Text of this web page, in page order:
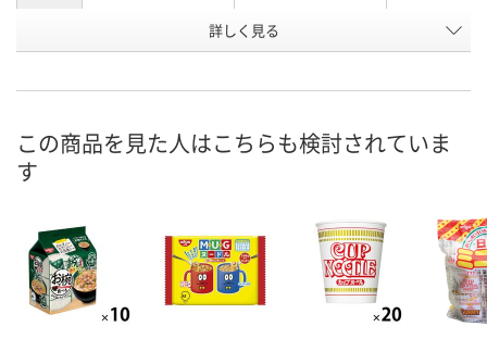
AX49876 UW43410
8月11日（火）
カゴへ カゴへ カ
詳しく見る
この商品を見た人はこちらも検討されていま
す